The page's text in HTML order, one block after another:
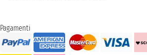
Pagamenti